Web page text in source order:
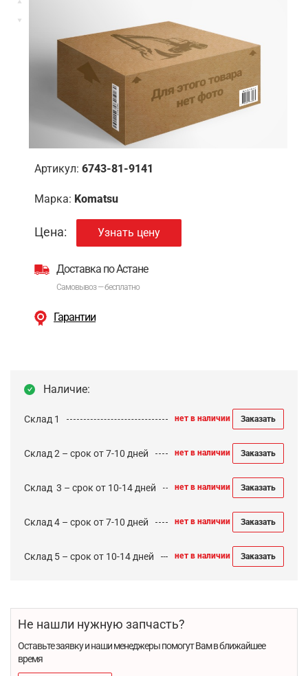
Артикул: 6743-81-9141
Марка: Komatsu
Цена: Узнать цену
Доставка по Астане
Самовывоз — бесплатно
Гарантии
Наличие:
Склад 1 нет в наличии Заказать
Склад 2 – срок от 7-10 дней нет в наличии Заказать
Cклад 3 – срок от 10-14 дней нет в наличии Заказать
Склад 4 – срок от 7-10 дней нет в наличии Заказать
Склад 5 – срок от 10-14 дней нет в наличии Заказать
Не нашли нужную запчасть?
Оставьте заявку и наши менеджеры помогут Вам в ближайшее
время